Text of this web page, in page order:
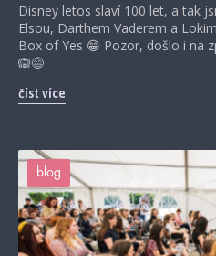
Disney letos slaví 100 let, a tak
Elsou, Darthem Vaderem a
Box of Yes 😁 Pozor, došlo i na
🙉😅
číst více
blog